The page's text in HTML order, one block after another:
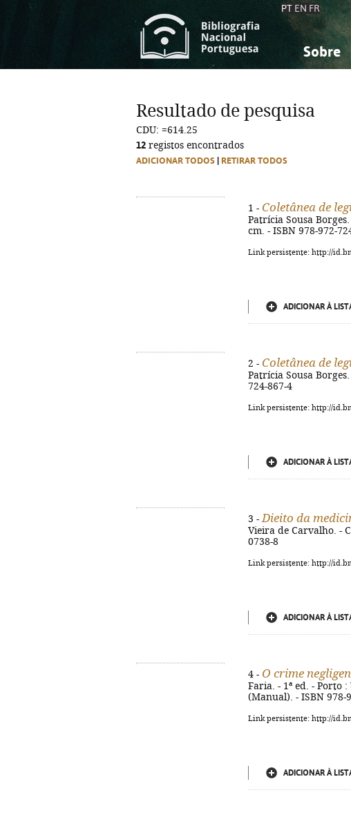
PT EN FR
Sobre
Ciências
Ciências
Resultado de pesquisa
CDU: =614.25
12 registos encontrados
ADICIONAR TODOS RETIRAR TODOS
1 - Coletânea de
Patrícia Sousa
cm. - ISBN 978-972-
Link persistente: http://
ADICIONAR À
2 - Coletânea de
Patrícia Sousa
724-867-4
Link persistente: http://
ADICIONAR À
3 - Dieito da
Vieira de Carvalho. -
0738-8
Link persistente: http://
ADICIONAR À
4 - O crime
Faria. - 1ª ed. - Porto
(Manual). - ISBN 978-
Link persistente: http://
ADICIONAR À